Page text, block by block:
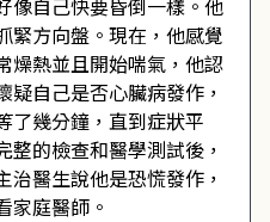
像自己快要昏倒一樣。他
緊方向盤。現在，他感覺
燥熱並且開始喘氣，他認
自己是否心臟病發作，
了幾分鐘，直到症狀平
的檢查和醫學測試後，
醫生說他是恐慌發作，
家庭醫師。